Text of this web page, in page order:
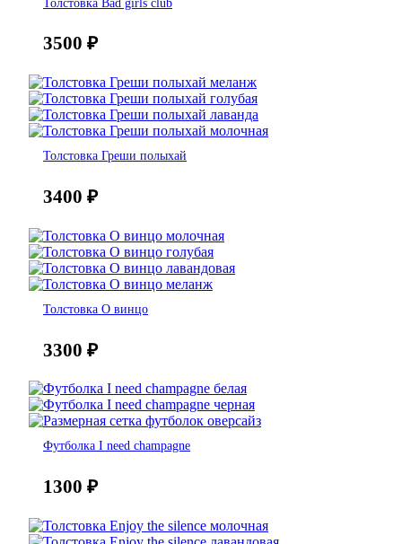
3500 ₽
Толстовка Греши полыхай
3400 ₽
Толстовка О винцо
3300 ₽
Футболка I need champagne
1300 ₽